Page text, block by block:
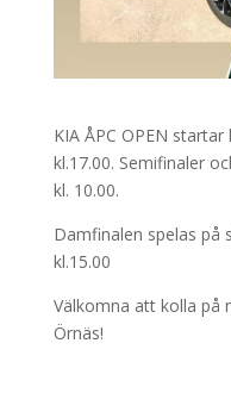
KIA ÅPC OPEN
kl.17.00. Semifinaler
kl. 10.00.
Damfinalen spelas på
kl.15.00
Välkomna att kolla på
Örnäs!